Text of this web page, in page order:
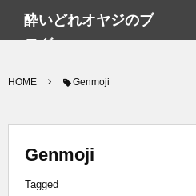
酔いどれオヤジのブ
ログwp
HOME Genmoji
Genmoji
Tagged